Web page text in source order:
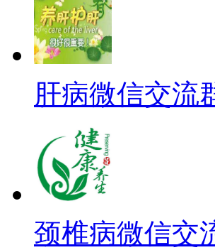
肝病微信交流
颈椎病微信交